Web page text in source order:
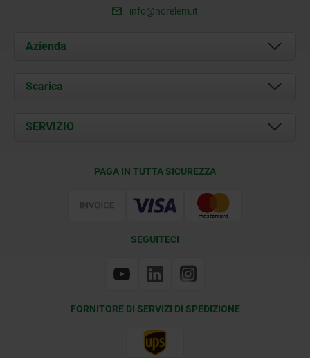
info@norelem.it
Azienda
Chi siamo
Contatti
Scarica
Documents
SERVIZIO
PAGA IN TUTTA SICUREZZA
SEGUITECI
FORNITORE DI SERVIZI DI SPEDIZIONE